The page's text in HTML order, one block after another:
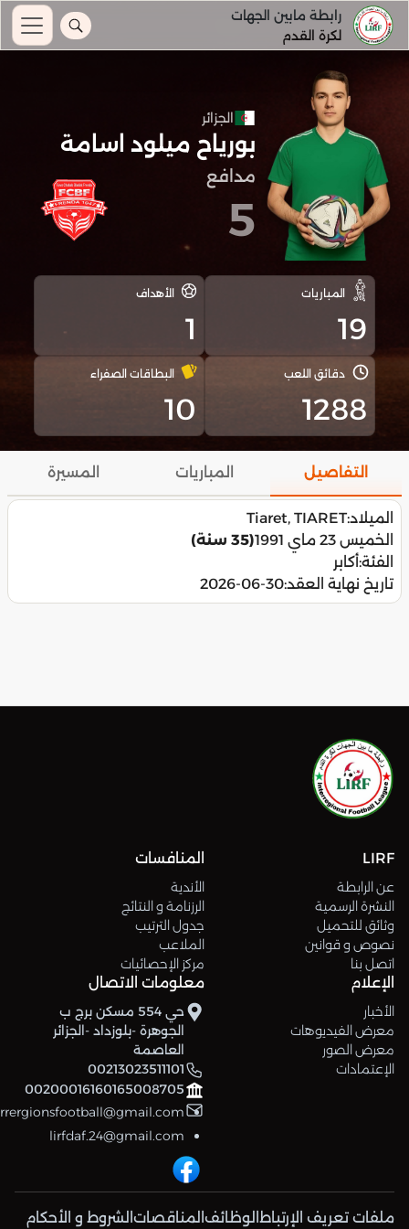
رابطة مابين الجهات
لكرة القدم
الجزائر
بورياح ميلود اسامة
مدافع
5
المباريات
19
الأهداف
1
دقائق اللعب
1288
البطاقات الصفراء
10
التفاصيل المباريات المسيرة
الميلاد:Tiaret, TIARET
الخميس 23 ماي 1991
(35 سنة)
الفئة:أكابر
تاريخ نهاية العقد:2026-06-30
LIRF
عن الرابطة
النشرة الرسمية
وثائق للتحميل
نصوص و قوانين
اتصل بنا
المنافسات
الأندية
الرزنامة و النتائج
جدول الترتيب
الملاعب
مركز الإحصائيات
الإعلام
الأخبار
معرض الفيديوهات
معرض الصور
الإعتمادات
معلومات الاتصال
حي 554 مسكن برج ب
الجوهرة -بلوزداد -الجزائر
العاصمة
00213023511101
00200016160165008705
lirfdaf.24@gmail.com
ملفات تعريف الإرتباط الوظائف المناقصات الشروط و الأحكام